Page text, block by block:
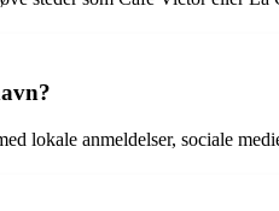
lokale anmeldelser, sociale